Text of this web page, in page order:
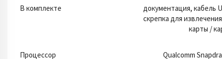
В комплекте
документация, кабель
скрепка для
карты /
Процессор Qualcomm